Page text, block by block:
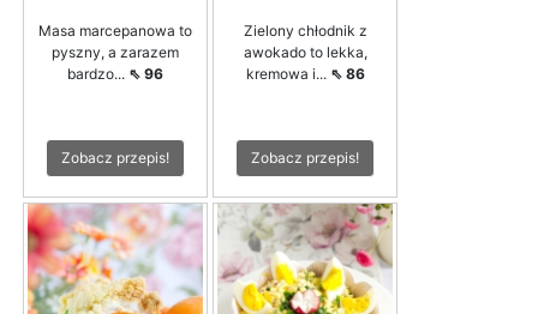
Masa marcepanowa to
pyszny, a zarazem
bardzo... ⇖ 96
Zobacz przepis!
Zielony chłodnik z
awokado to lekka,
kremowa i... ⇖ 86
Zobacz przepis!